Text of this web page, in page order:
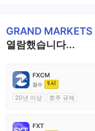
GRAND MARKETS
열람했습니다...
FXCM
점수 9.41
20년 이상
호주 규제
마스터 레이블 MT4
FXT